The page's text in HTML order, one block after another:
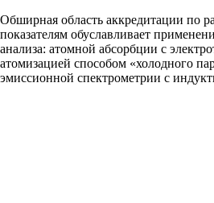
Обширная область аккредитации по
показателям обуславливает
анализа: атомной абсорбции с
атомизацией способом «холодного
эмиссионной спектрометрии с